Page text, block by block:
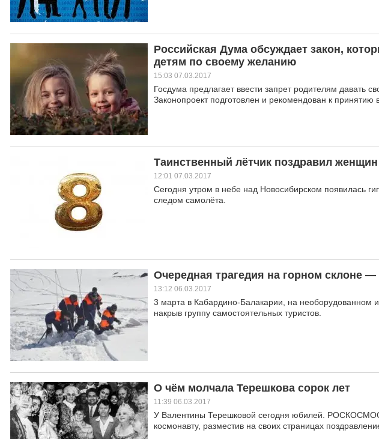
Российская Дума обсуждает закон,
детям по своему желанию
15:03 07.03.2017
Госдума предлагает ввести запрет родителям давать
Законопроект подготовлен и рекомендован к принятию
Таинственный лётчик поздравил
12:01 07.03.2017
Сегодня утром в небе над Новосибирском появилась
следом самолёта.
Очередная трагедия на горном склоне
13:12 06.03.2017
3 марта в Кабардино-Балакарии, на необорудованном
накрыв группу самостоятельных туристов.
О чём молчала Терешкова сорок лет
11:39 06.03.2017
У Валентины Терешковой сегодня юбилей.
космонавту, разместив на своих страницах